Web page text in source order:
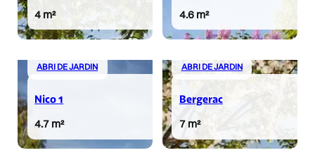
4 m² 4.6 m²
ABRI DE JARDIN
Nico 1
4.7 m²
ABRI DE JARDIN
Bergerac
7 m²